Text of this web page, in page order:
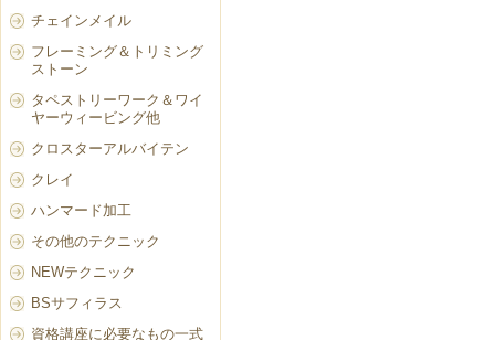
チェインメイル
フレーミング＆トリミング
ストーン
タペストリーワーク＆ワイ
ヤーウィービング他
クロスターアルバイテン
クレイ
ハンマード加工
その他のテクニック
NEWテクニック
BSサフィラス
資格講座に必要なもの一式